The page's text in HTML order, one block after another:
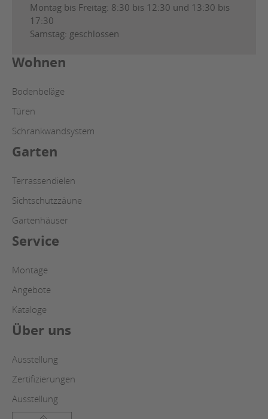
Montag bis Freitag: 8:30 bis 12:30 und 13:30 bis
17:30
Samstag: geschlossen
Wohnen
Bodenbeläge
Türen
Schrankwandsystem
Garten
Terrassendielen
Sichtschutzzäune
Gartenhäuser
Service
Montage
Angebote
Kataloge
Über uns
Ausstellung
Zertifizierungen
Ausstellung